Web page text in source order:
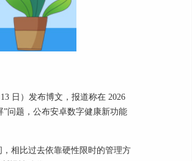
日）发布博文，报道称在 2026
”问题，公布安卓数字健康新功能
相比过去依靠硬性限时的管理方